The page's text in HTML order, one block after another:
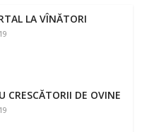
LA VÎNĂTORI
CRESCĂTORII DE OVINE